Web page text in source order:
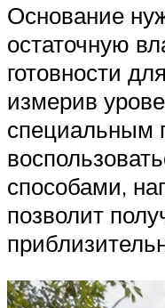
Основание
остаточную
готовности
измерив
специальным
способами,
позволит